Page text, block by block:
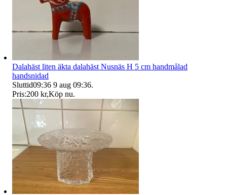
Dalahäst liten äkta dalahäst Nusnäs H 5 cm handmålad
handsnidad
Sluttid09:36 9 aug 09:36.
Pris:200 kr,Köp nu.